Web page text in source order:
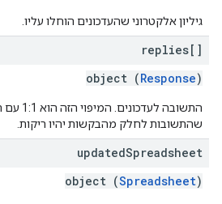
גיליון אלקטרוני שהעדכונים הוחלו עליו.
replies[]
object (Response)
התשובה
שהתשובות לחלק מהבקשות יהיו ריקות.
updatedSpreadsheet
object (Spreadsheet)